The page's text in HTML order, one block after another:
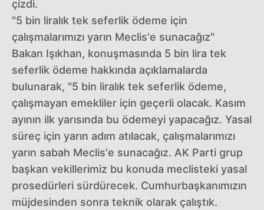
çizdi.
"5 bin liralık tek seferlik ödeme için
çalışmalarımızı yarın Meclis'e sunacağız"
Bakan Işıkhan, konuşmasında 5 bin lira tek
seferlik ödeme hakkında açıklamalarda
bulunarak, "5 bin liralık tek seferlik ödeme,
çalışmayan emekliler için geçerli olacak. Kasım
ayının ilk yarısında bu ödemeyi yapacağız. Yasal
süreç için yarın adım atılacak, çalışmalarımızı
yarın sabah Meclis'e sunacağız. AK Parti grup
başkan vekillerimiz bu konuda meclisteki yasal
prosedürleri sürdürecek. Cumhurbaşkanımızın
müjdesinden sonra teknik olarak çalıştık.